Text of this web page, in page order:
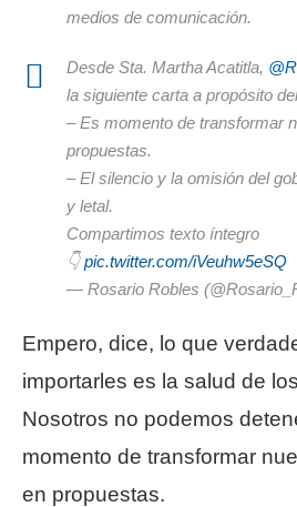
medios de comunicación.
Desde Sta. Martha Acatitla,
la siguiente carta a propósito
– Es momento de transformar
propuestas.
– El silencio y la omisión del
y letal.
Compartimos texto íntegro
👇pic.twitter.com/iVeuhw5eSQ
— Rosario Robles
Empero, dice, lo que
importarles es la salud de
Nosotros no podemos
momento de transformar
en propuestas.